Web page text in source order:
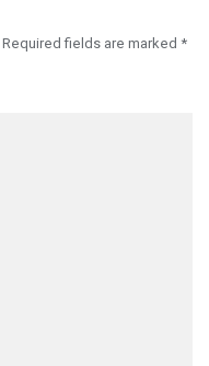
Required fields are marked *